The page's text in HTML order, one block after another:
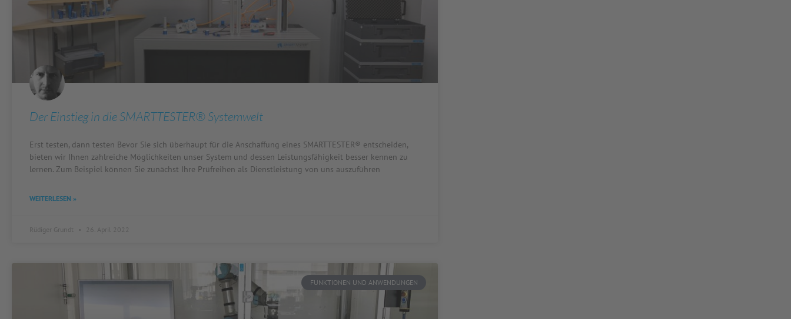
Der Einstieg in die SMARTTESTER® Systemwelt
Erst testen, dann testen Bevor Sie sich überhaupt für die Anschaffung eines SMARTTESTER® entscheiden,
bieten wir Ihnen zahlreiche Möglichkeiten unser System und dessen Leistungsfähigkeit besser kennen zu
lernen. Zum Beispiel können Sie zunächst Ihre Prüfreihen als Dienstleistung von uns auszuführen
WEITERLESEN »
Rüdiger Grundt 26. April 2022
FUNKTIONEN UND ANWENDUNGEN